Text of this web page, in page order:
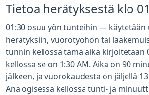
Tietoa herätyksestä klo
01:30 osuu yön tunteihin — käytetään
herätyksiin, vuorotyöhön tai
tunnin kellossa tämä aika kirjoitetaan
kellossa se on 1:30 AM. Aika on 90
jälkeen, ja vuorokaudesta on jäljellä
Analogisessa kellossa tunti- ja